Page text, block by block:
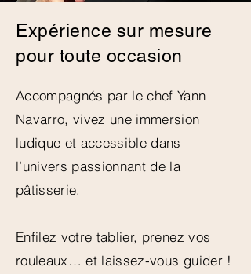
Expérience sur mesure
pour toute occasion
Accompagnés par le chef Yann
Navarro, vivez une immersion
ludique et accessible dans
l’univers passionnant de la
pâtisserie.
Enfilez votre tablier, prenez vos
rouleaux… et laissez-vous guider !